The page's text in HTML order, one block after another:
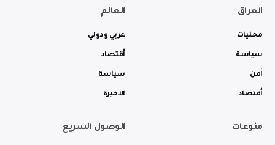
العراق
محليات
سياسة
أمن
أقتصاد
العالم
عربي ودولي
أقتصاد
سياسة
الاخيرة
منوعات الوصول السريع